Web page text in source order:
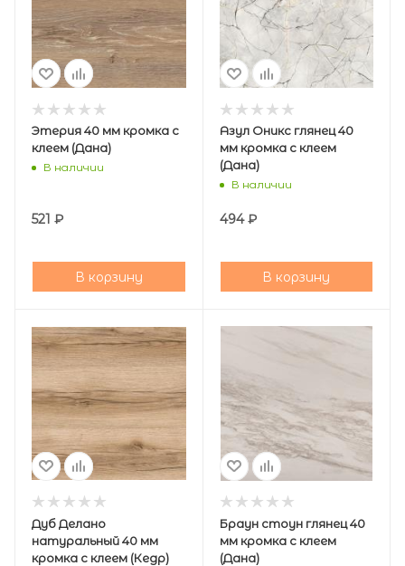
Этерия 40 мм кромка с
клеем (Дана)
В наличии
521 ₽
В корзину
Азул Оникс глянец 40
мм кромка с клеем
(Дана)
В наличии
494₽
В корзину
Дуб Делано
натуральный 40 мм
кромка с клеем (Кедр)
Браун стоун глянец 40
мм кромка с клеем
(Дана)